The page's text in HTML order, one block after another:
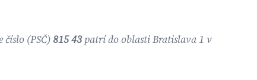
číslo (PSČ) 815 43patrí do oblasti Bratislava 1 v